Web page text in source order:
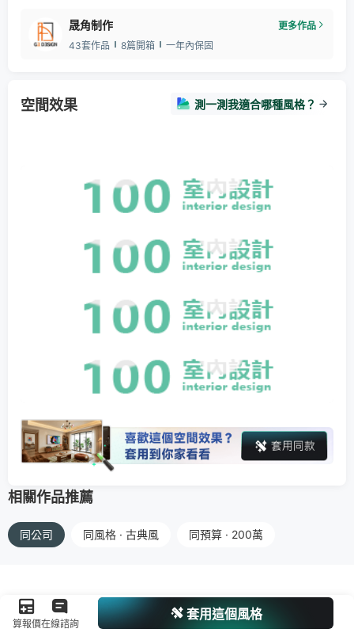
粹，讓我們把話語權留給空間，讓房子自己說話。
晟角制作
更多作品
43套作品
8篇開箱 一年內保固
空間效果 測一測我適合哪種風格？
相關作品推薦
同公司 同風格 · 古典風 同預算 · 200萬
算報價在線諮詢
套用這個風格